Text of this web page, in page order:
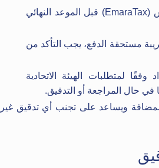
يتم تقديم إقرار ضريبة القيمة المضافة عبر نظام إمارات تاكس (EmaraTax) قبل الموعد النهائي
مستحقة الدفع، يجب التأكد من
لمتطلبات الهيئة الاتحادية
في حال المراجعة أو التدقيق.
ويساعد على تجنب أي تدقيق غير